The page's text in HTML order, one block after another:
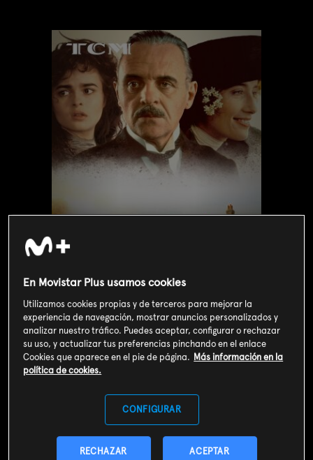
Valoración de usuarios
SOY CLIENTE
En Movistar Plus usamos cookies
Utilizamos cookies propias y de terceros para mejorar la
experiencia de navegación, mostrar anuncios personalizados y
analizar nuestro tráfico. Puedes aceptar, configurar o rechazar
su uso, y actualizar tus preferencias pinchando en el enlace
Cookies que aparece en el pie de página. Más información en la
política de cookies.
CONFIGURAR
RECHAZAR ACEPTAR